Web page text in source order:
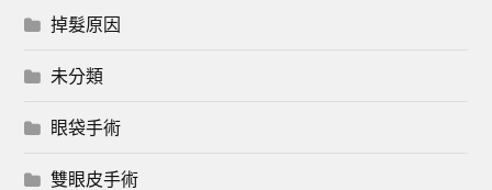
掉髮原因
未分類
眼袋手術
雙眼皮手術